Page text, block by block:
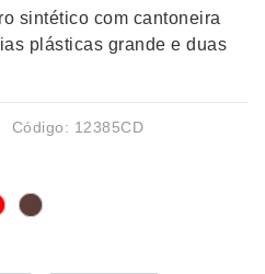
sintético com cantoneira
plásticas grande e duas
Código: 12385CD